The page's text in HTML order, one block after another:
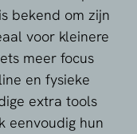
bekend om zijn
voor kleinere
meer focus
en fysieke
extra tools
eenvoudig hun